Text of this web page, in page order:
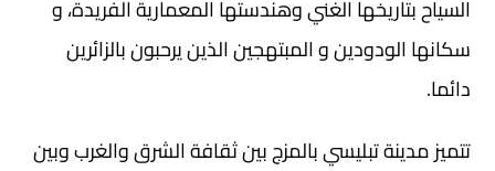
السياح بتاريخها الغني وهندستها المعمارية الفريدة، و
سكانها الودودين و المبتهجين الذين يرحبون بالزائرين
دائما.
تتميز مدينة تبليسي بالمزج بين ثقافة الشرق والغرب وبين